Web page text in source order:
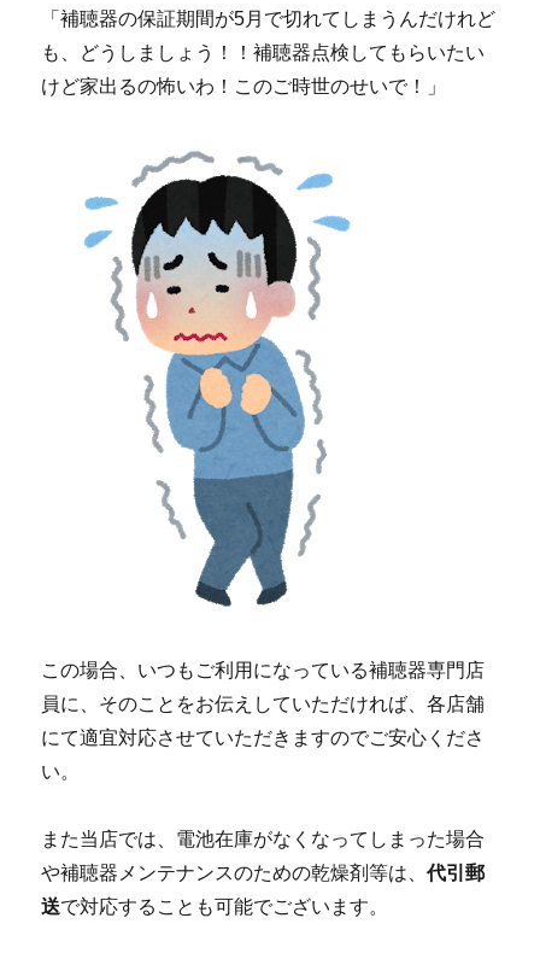
「補聴器の保証期間が5月で切れてしまうんだけれど
も、どうしましょう！！補聴器点検してもらいたい
けど家出るの怖いわ！このご時世のせいで！」
この場合、いつもご利用になっている補聴器専門店
員に、そのことをお伝えしていただければ、各店舗
にて適宜対応させていただきますのでご安心くださ
い。
また当店では、電池在庫がなくなってしまった場合
や補聴器メンテナンスのための乾燥剤等は、代引郵
送で対応することも可能でございます。